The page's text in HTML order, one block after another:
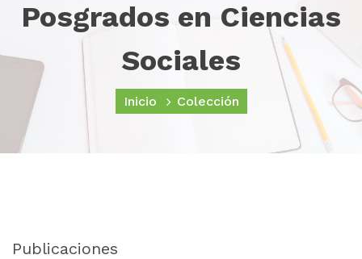
Posgrados en Ciencias
Sociales
Inicio Colección
Publicaciones